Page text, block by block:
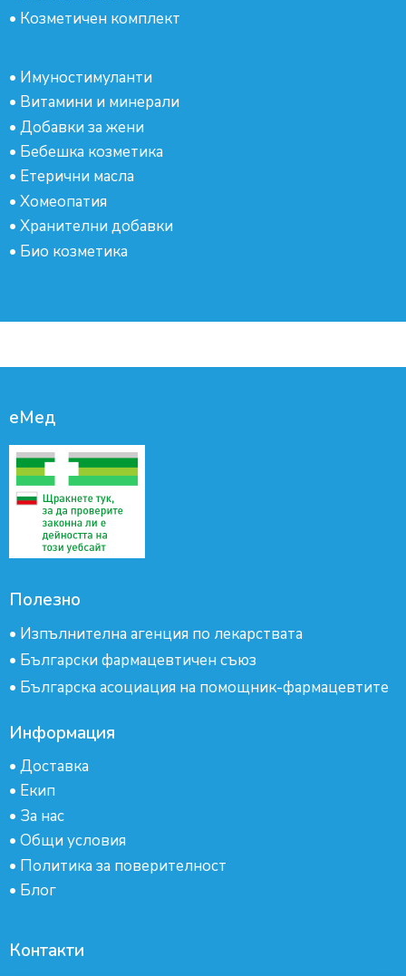
• Козметичен комплект
• Имуностимуланти
• Витамини и минерали
• Добавки за жени
• Бебешка козметика
• Етерични масла
• Хомеопатия
• Хранителни добавки
• Био козметика
еМед
Полезно
• Изпълнителна агенция по лекарствата
• Български фармацевтичен съюз
• Българска асоциация на помощник-фармацевтите
Информация
• Доставка
• Екип
• За нас
• Общи условия
• Политика за поверителност
• Блог
Контакти